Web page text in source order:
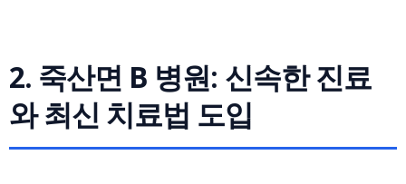
2. 죽산면 B 병원: 신속한 진료
와 최신 치료법 도입